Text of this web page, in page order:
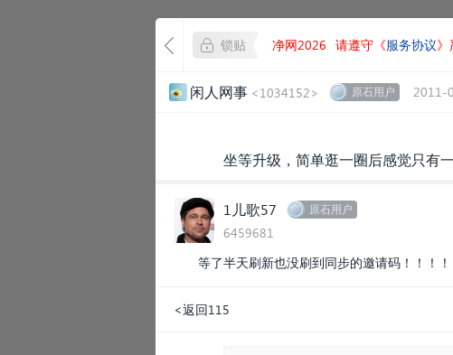
锁贴 净网2026 请遵守《服务协议》
闲人网事 <1034152> 原石用户 2011-
坐等升级，简单逛一圈后感觉只有
1儿歌57 原石用户
6459681
等了半天刷新也没刷到同步的邀请码！！！！
<返回115